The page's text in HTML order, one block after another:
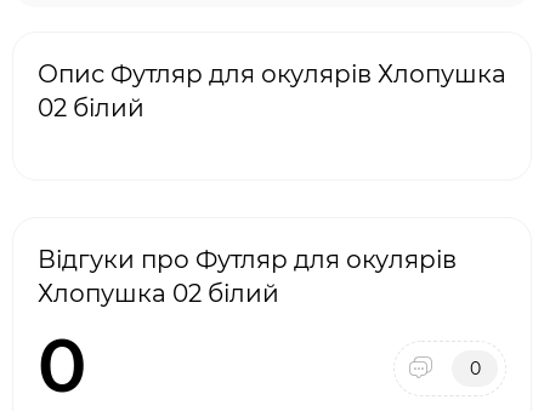
Опис Футляр для окулярів Хлопушка
02 білий
Відгуки про Футляр для окулярів
Хлопушка 02 білий
0 0